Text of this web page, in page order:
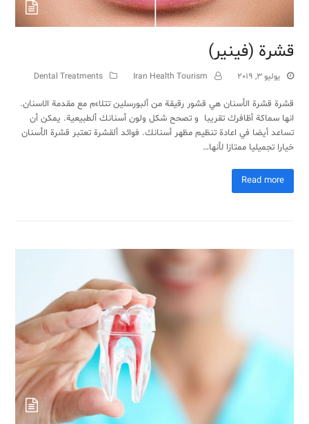
قشرة (فينير)
يوليو 3, 2019 Iran Health Tourism
Dental Treatments
قشرة قشرة الأسنان هي قشور رقيقة من ألبورسلين تتلاءم مع مقدمة الاسنان.
انها سماكة أظافرك تقريبا و تصحح شكل ولون أسنانك ألطبيعية. يمكن أن
تساعد أيضا في اعادة تنظيم مظهر أسنانك. فوائد ألقشرة تعتبر قشرة الأسنان
خيارا تجميليا ممتازا لأنها…
Read more